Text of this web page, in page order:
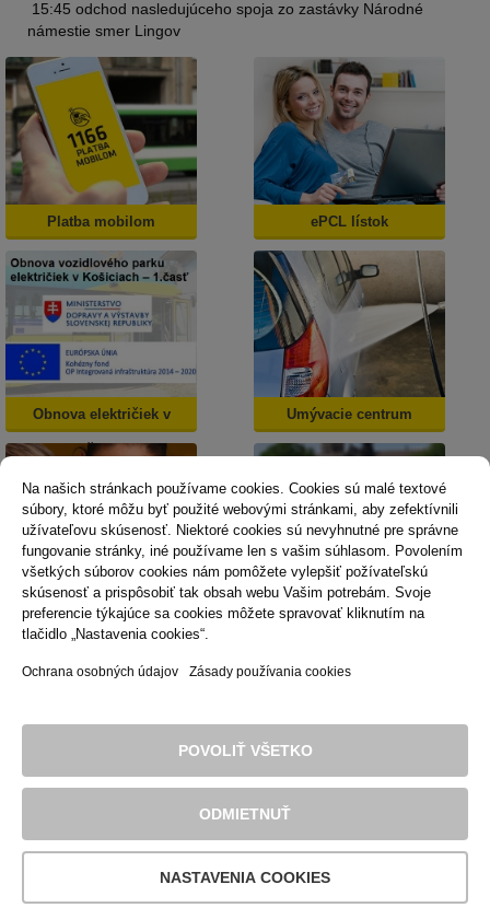
Na našich stránkach používame cookies. Cookies sú malé textové
súbory, ktoré môžu byť použité webovými stránkami, aby zefektívnili
užívateľovu skúsenosť. Niektoré cookies sú nevyhnutné pre správne
fungovanie stránky, iné používame len s vašim súhlasom. Povolením
všetkých súborov cookies nám pomôžete vylepšiť požívateľskú
skúsenosť a prispôsobiť tak obsah webu Vašim potrebám. Svoje
preferencie týkajúce sa cookies môžete spravovať kliknutím na
tlačidlo „Nastavenia cookies“.
Ochrana osobných údajov Zásady používania cookies
NASTAVENIA COOKIES
ODMIETNUŤ
POVOLIŤ VŠETKO
15:45 odchod nasledujúceho spoja zo zastávky Národné
námestie smer Lingov
Platba mobilom ePCL lístok
Obnova električiek v
Košiciach
Umývacie centrum
Dopravná psychológia Mestská karta
Zásady používania cookies
© 2016 Dopravný podnik mesta Košice, akciová spoločnosť. Všetky
práva sú vyhradené.